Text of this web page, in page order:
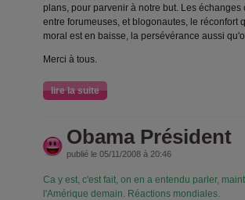
plans, pour parvenir à notre but. Les
entre forumeuses, et blogonautes, le réconfort
moral est en baisse, la persévérance aussi
Merci à tous.
lire la suite
Obama Président
publié le 05/11/2008 à 20:46
Ca y est, c'est fait, on en a entendu parler,
l'Amérique demain. Réactions mondiales.